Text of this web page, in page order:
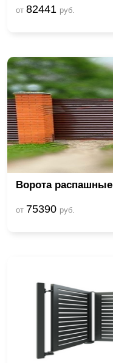
от 82441 руб.
Ворота распашные
от 75390 руб.